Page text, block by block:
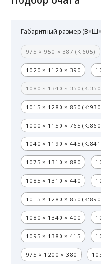
Габаритный размер
975 × 950 × 387 (K:605)
1020 × 1120 × 390
1080 × 1340 × 350
1015 × 1280 × 850
1000 × 1150 × 765
1040 × 1190 × 445
1075 × 1310 × 880
1085 × 1310 × 440
1015 × 1280 × 850
1080 × 1340 × 400
1095 × 1380 × 415
975 × 1200 × 380